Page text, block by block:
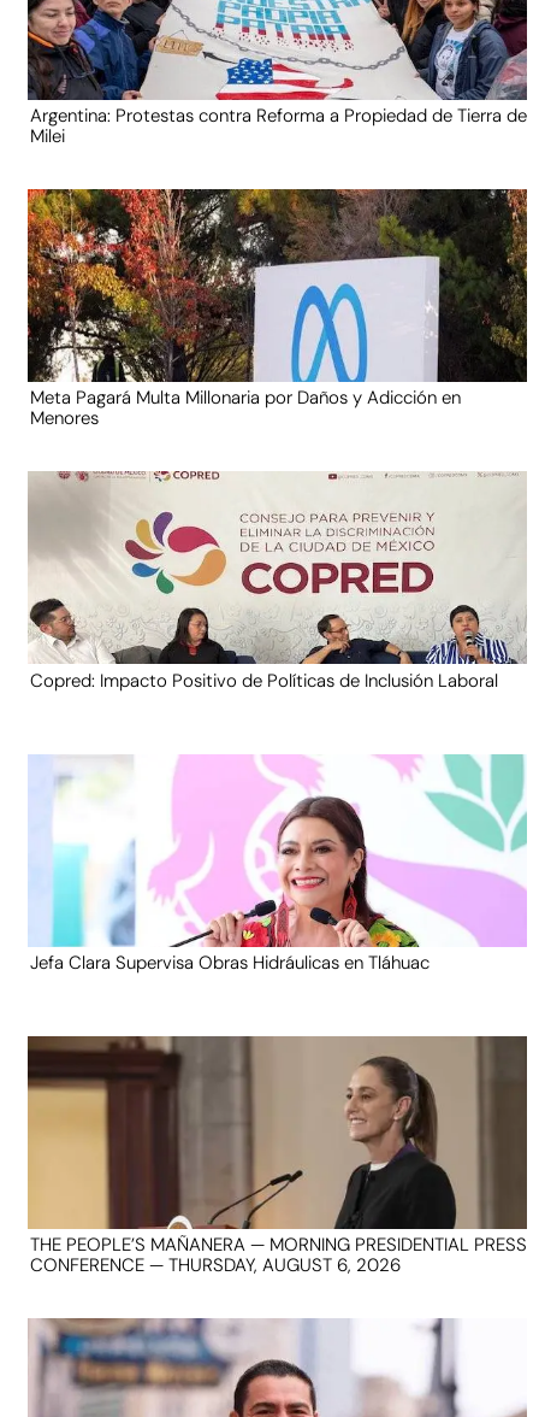
Argentina: Protestas contra Reforma a Propiedad de Tierra de
Milei
Meta Pagará Multa Millonaria por Daños y Adicción en
Menores
Copred: Impacto Positivo de Políticas de Inclusión Laboral
Jefa Clara Supervisa Obras Hidráulicas en Tláhuac
THE PEOPLE’S MAÑANERA — MORNING PRESIDENTIAL PRESS
CONFERENCE — THURSDAY, AUGUST 6, 2026